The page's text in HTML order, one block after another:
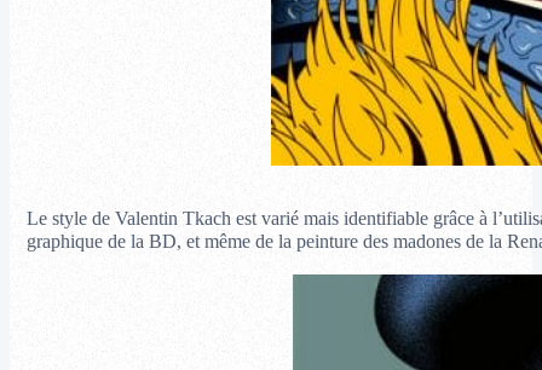
Le style de Valentin Tkach est varié mais identifiable grâce à
graphique de la BD, et même de la peinture des madones de la